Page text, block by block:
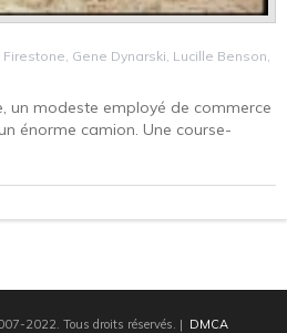
Gene Dynarski, Lucille Benson,
un modeste employé de commerce
énorme camion. Une course-
2022. Tous droits réservés. | DMCA